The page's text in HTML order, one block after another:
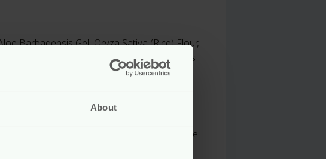
About
Barbadensis Gel, Oryza Sativa (Rice) Flour,
Linalool*. *from natural essential oils
haar oorsprong in Spanje waar de
verwijst naar de eerste 7 ingrediënten die
Groningen en is de lijst van ingrediënten